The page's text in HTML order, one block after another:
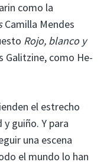
como la
Camilla Mendes
Rojo, blanco y
Galitzine, como He-
el estrecho
guiño. Y para
una escena
el mundo lo han